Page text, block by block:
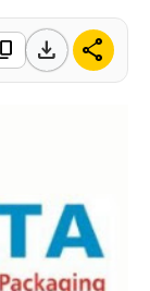
download share